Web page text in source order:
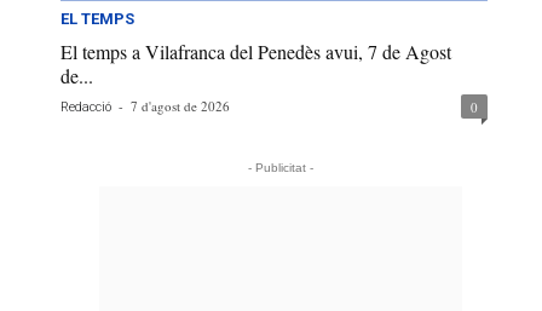
EL TEMPS
El temps a Vilafranca del Penedès avui, 7 de Agost
de...
Redacció - 7 d'agost de 2026 0
- Publicitat -